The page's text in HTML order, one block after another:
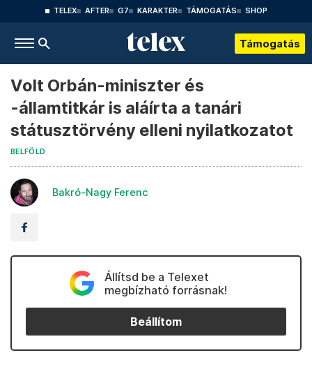
TELEX AFTER G7 KARAKTER TÁMOGATÁS SHOP
Támogatás
Volt Orbán-miniszter és
-államtitkár is aláírta a tanári
státusztörvény elleni nyilatkozatot
BELFÖLD
Bakró-Nagy Ferenc
Állítsd be a Telexet
megbízható forrásnak!
Beállítom